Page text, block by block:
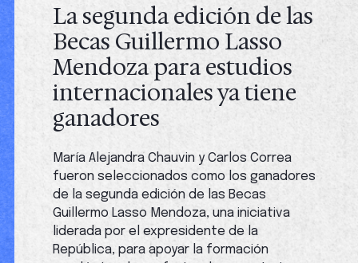
La segunda edición de las
Becas Guillermo Lasso
Mendoza para estudios
internacionales ya tiene
ganadores
María Alejandra Chauvin y Carlos Correa
fueron seleccionados como los ganadores
de la segunda edición de las Becas
Guillermo Lasso Mendoza, una iniciativa
liderada por el expresidente de la
República, para apoyar la formación